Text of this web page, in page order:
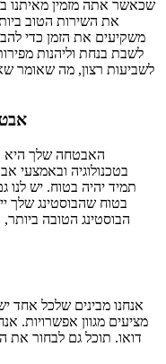
שכאשר אתה מזמין מאיתנו
את השירות הטוב
משקיעים את הזמן כדי
לשביעות רצון, מה שאומר
האבטחה שלך היא
בטכנולוגיה ובאמצעי
תמיד יהיה בטוח. יש לנו
בטוח שהבוסטינג שלך
הבוסטינג הטובה
אנחנו מבינים שלכל אחד
מציעים מגוון אפשרויות.
דואו. תוכל גם לבחור את